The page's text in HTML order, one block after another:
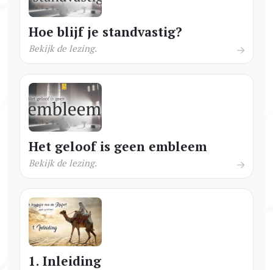
Hoe blijf je standvastig?
Bekijk de lezing.
Het geloof is geen embleem
Bekijk de lezing.
1. Inleiding